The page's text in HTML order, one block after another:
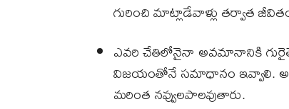
గురించి మాట్లాడేవాళ్లు తర్వాత
ఎవరి చేతిలోనైనా అవమానానికి
విజయంతోనే సమాధానం ఇవ్వాలి.
మరింత నవ్వులపాలవుతారు.